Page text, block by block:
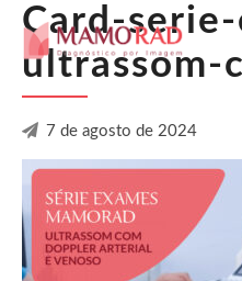
Card-
ultrassom-
7 de agosto de 2024